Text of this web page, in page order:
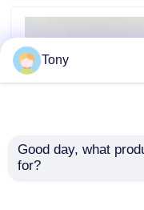
Contacte-nos
Módulos PLC
Motorista servo
Tony
Good day, what
for?